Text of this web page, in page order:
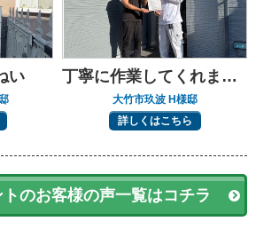
い 丁寧に作業してくれました
大竹市玖波 H様邸
詳しくはこちら
のお客様の声一覧はコチラ